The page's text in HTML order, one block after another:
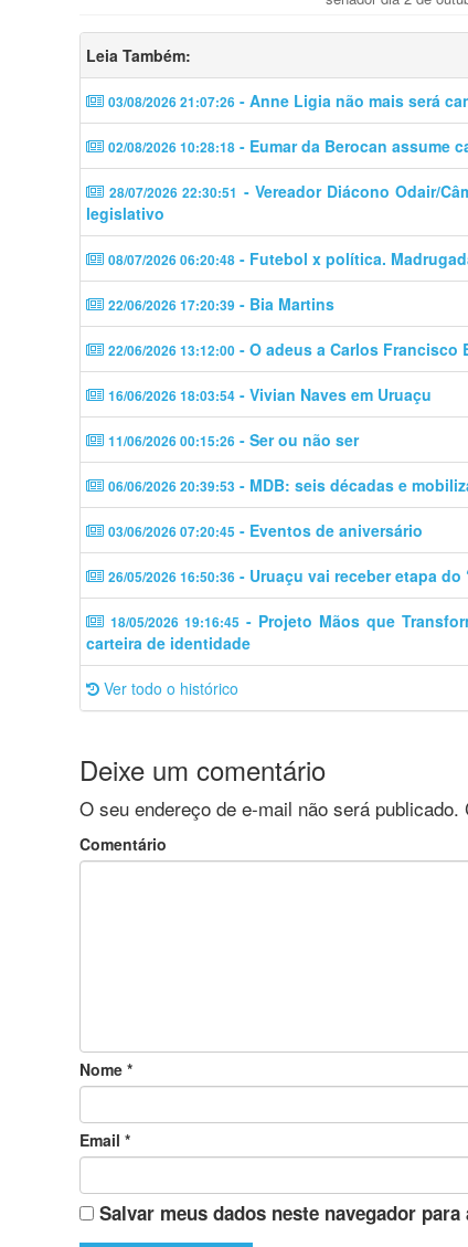
Leia Também:
03/08/2026 21:07:26 - Anne Ligia não mais será
02/08/2026 10:28:18 - Eumar da Berocan assume
28/07/2026 22:30:51 - Vereador Diácono Odair/
legislativo
08/07/2026 06:20:48 - Futebol x política.
22/06/2026 17:20:39 - Bia Martins
22/06/2026 13:12:00 - O adeus a Carlos Francisco
16/06/2026 18:03:54 - Vivian Naves em Uruaçu
11/06/2026 00:15:26 - Ser ou não ser
06/06/2026 20:39:53 - MDB: seis décadas e
03/06/2026 07:20:45 - Eventos de aniversário
26/05/2026 16:50:36 - Uruaçu vai receber etapa do
18/05/2026 19:16:45 - Projeto Mãos que
carteira de identidade
Ver todo o histórico
Deixe um comentário
O seu endereço de e-mail não será publicado.
Comentário
Nome *
Email *
Salvar meus dados neste navegador